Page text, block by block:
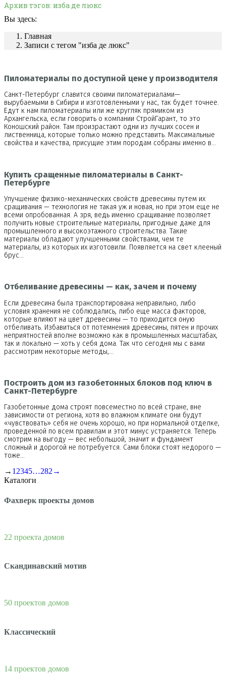
Архив тэгов: изба де люкс
Вы здесь:
Главная
Записи с тегом "изба де люкс"
Пиломатериалы по доступной цене у производителя
Санкт-Петербург славится своими пиломатериалами—
вырубаемыми в Сибири и изготовленными у нас, так будет точнее.
Едут к нам пиломатериалы или же кругляк прямиком из
Архангельска, если говорить о компании СтройГарант, то это
Коношский район. Там произрастают одни из лучших сосен и
лиственница, которые только можно представить. Максимальные
свойства и качества, присущие этим породам собраны именно в…
Купить сращенные пиломатериалы в Санкт-
Петербурге
Улучшение физико-механических свойств древесины путем их
сращивания — технология не такая уж и новая, но при этом еще не
всеми опробованная. А зря, ведь именно сращивание позволяет
получить новые строительные материалы, пригодные даже для
промышленного и высокоэтажного строительства. Такие
материалы обладают улучшенными свойствами, чем те
материалы, из которых их изготовили. Появляется на свет клееный
брус…
Отбеливание древесины — как, зачем и почему
Если древесина была транспортирована неправильно, либо
условия хранения не соблюдались, либо еще масса факторов,
которые влияют на цвет древесины — то приходится оную
отбеливать. Избавиться от потемнения древесины, пятен и прочих
неприятностей вполне возможно как в промышленных масштабах,
так и локально — хоть у себя дома. Так что сегодня мы с вами
рассмотрим некоторые методы,…
Построить дом из газобетонных блоков под ключ в
Санкт-Петербурге
Газобетонные дома строят повсеместно по всей стране, вне
зависимости от региона, хотя во влажном климате они будут
«чувствовать» себя не очень хорошо, но при нормальной отделке,
проведенной по всем правилам и этот минус устраняется. Теперь
смотрим на выгоду — вес небольшой, значит и фундамент
сложный и дорогой не потребуется. Сами блоки стоят недорого —
тоже…
→ 1 2345…282 →
Каталоги
Фахверк проекты домов
22 проекта домов
Скандинавский мотив
50 проектов домов
Классический
14 проектов домов